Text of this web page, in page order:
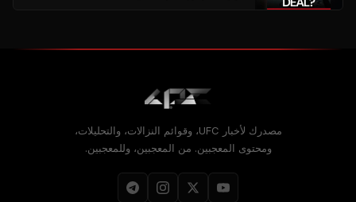
مصدرك لأخبار UFC، وقوائم النزالات، والتحليلات،
ومحتوى المعجبين. من المعجبين، وللمعجبين.